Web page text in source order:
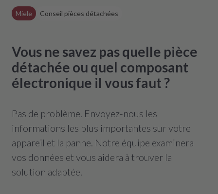
Miele Conseil pièces détachées
Vous ne savez pas quelle pièce
détachée ou quel composant
électronique il vous faut ?
Pas de problème. Envoyez-nous les
informations les plus importantes sur votre
appareil et la panne. Notre équipe examinera
vos données et vous aidera à trouver la
solution adaptée.